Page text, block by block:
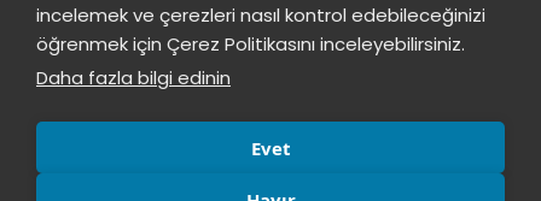
incelemek ve çerezleri nasıl kontrol edebileceğinizi
öğrenmek için Çerez Politikasını inceleyebilirsiniz.
Daha fazla bilgi edinin
Evet
TOPKAPI LIBRARY
Istinye University Topkapı Campus, Maltepe Neighborhood, Teyyareci
Sami Street, No:3, Zeytinburnu, Istanbul, 34010